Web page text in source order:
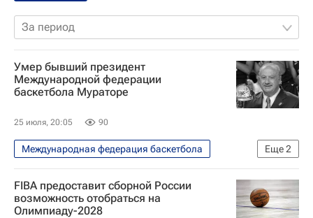
За период
Умер бывший президент
Международной федерации
баскетбола Мураторе
25 июля, 20:05 90
Еще2
Международная федерация баскетбола
Спорт
Орасио Мураторе
FIBA предоставит сборной России
возможность отобраться на
Олимпиаду-2028